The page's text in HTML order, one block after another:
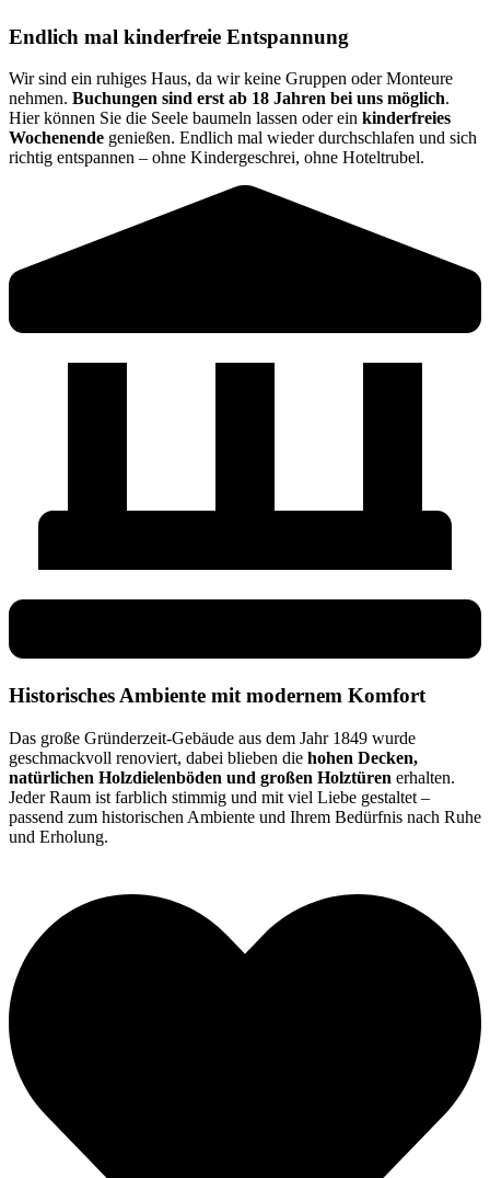
Endlich mal kinderfreie Entspannung
Wir sind ein ruhiges Haus, da wir keine Gruppen oder Monteure
nehmen. Buchungen sind erst ab 18 Jahren bei uns möglich.
Hier können Sie die Seele baumeln lassen oder ein kinderfreies
Wochenende genießen. Endlich mal wieder durchschlafen und sich
richtig entspannen – ohne Kindergeschrei, ohne Hoteltrubel.
Historisches Ambiente mit modernem Komfort
Das große Gründerzeit-Gebäude aus dem Jahr 1849 wurde
geschmackvoll renoviert, dabei blieben die hohen Decken,
natürlichen Holzdielenböden und großen Holztüren erhalten.
Jeder Raum ist farblich stimmig und mit viel Liebe gestaltet –
passend zum historischen Ambiente und Ihrem Bedürfnis nach Ruhe
und Erholung.